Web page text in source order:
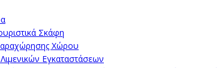
Σκάφη
Χώρου
Εγκαταστάσεων